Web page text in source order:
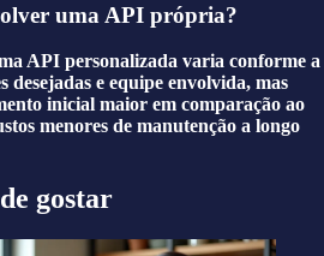
uma API própria?
API personalizada varia conforme a
desejadas e equipe envolvida, mas
inicial maior em comparação ao
menores de manutenção a longo
gostar